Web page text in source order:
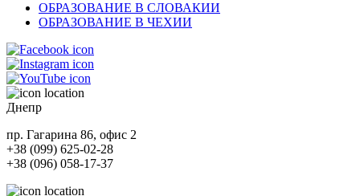
ОБРАЗОВАНИЕ В СЛОВАКИИ
ОБРАЗОВАНИЕ В ЧЕХИИ
Днепр
пр. Гагарина 86, офис 2
+38 (099) 625-02-28
+38 (096) 058-17-37